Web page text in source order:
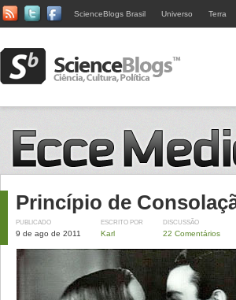
ScienceBlogs Brasil Universo Terra
Princípio de
PUBLICADO
9 de ago de 2011
ESCRITO POR
Karl
DISCUSSÃO
22 Comentários